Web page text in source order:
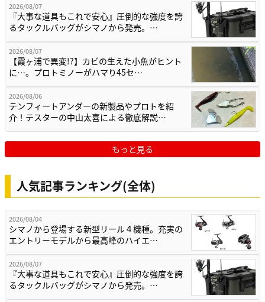
2026/08/07
『大事な道具もこれで安心』圧倒的な強度を誇
るタックルバッグがシマノから発売。…
2026/08/07
【霞ヶ浦で異変!?】カビの生えた小魚がヒント
に…。プロトミノーがハマり45セ…
2026/08/06
テンフィートアンダーの新製品やプロトを紹
介！テスターの中山太喜による徹底解説…
もっと見る
人気記事ランキング(全体)
2026/08/04
シマノから登場する新型リール４機種。充実の
エントリーモデルから最高峰のハイエ…
2026/08/07
『大事な道具もこれで安心』圧倒的な強度を誇
るタックルバッグがシマノから発売。…